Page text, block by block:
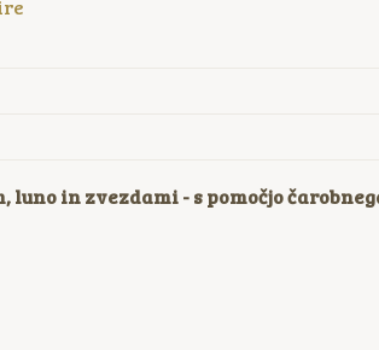
luno in zvezdami - s pomočjo